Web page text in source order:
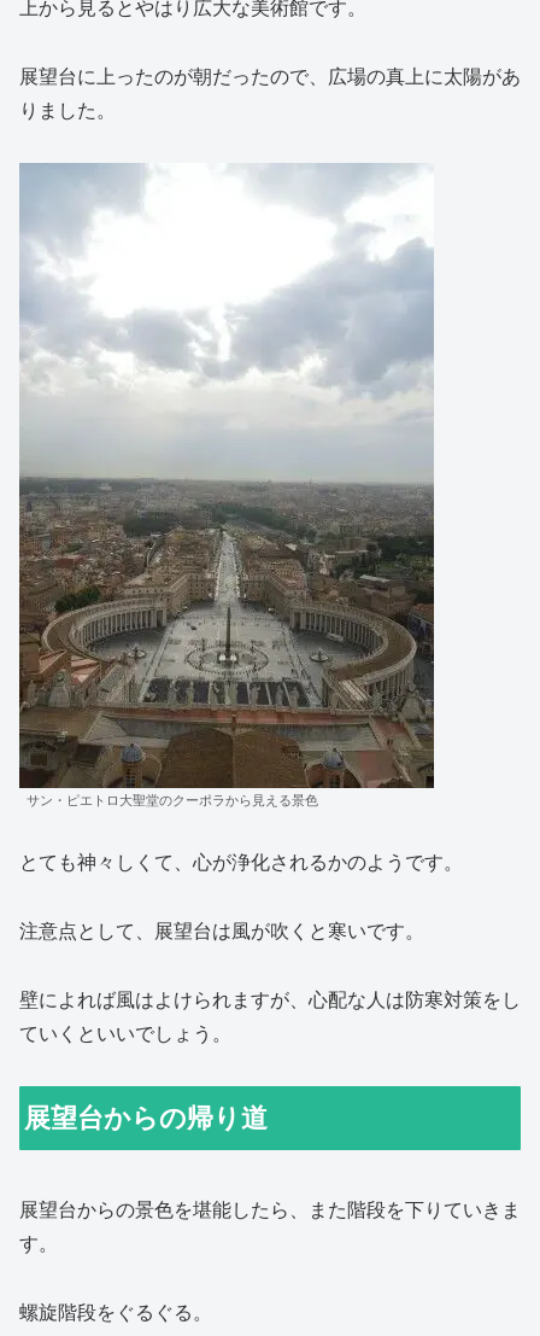
上から見るとやはり広大な美術館です。
展望台に上ったのが朝だったので、広場の真上に太陽があ
りました。
サン・ピエトロ大聖堂のクーポラから見える景色
とても神々しくて、心が浄化されるかのようです。
注意点として、展望台は風が吹くと寒いです。
壁によれば風はよけられますが、心配な人は防寒対策をし
ていくといいでしょう。
展望台からの帰り道
展望台からの景色を堪能したら、また階段を下りていきま
す。
螺旋階段をぐるぐる。